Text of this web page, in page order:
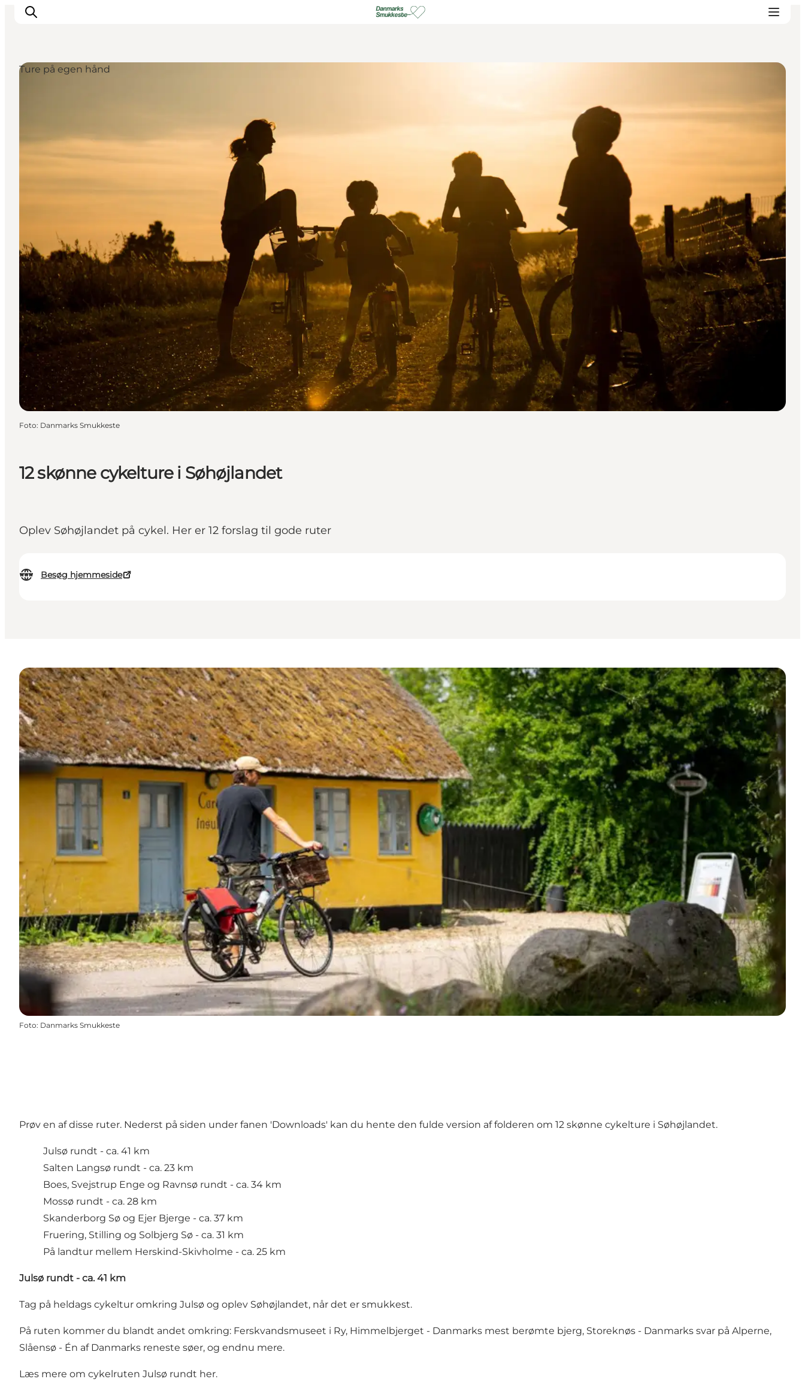
Det sker
12 skønne cykelture i Søhøjlandet
Oplev Søhøjlandet på cykel. Her er 12 forslag til gode ruter
Besøg hjemmeside
Ture på egen hånd
Foto: Danmarks Smukkeste
Foto: Danmarks Smukkeste
Prøv en af disse ruter. Nederst på siden under fanen 'Downloads' kan du hente den fulde version af folderen om 12 skønne cykelture i Søhøjlandet.
Julsø rundt - ca. 41 km
Salten Langsø rundt - ca. 23 km
Boes, Svejstrup Enge og Ravnsø rundt - ca. 34 km
Mossø rundt - ca. 28 km
Skanderborg Sø og Ejer Bjerge - ca. 37 km
Fruering, Stilling og Solbjerg Sø - ca. 31 km
På landtur mellem Herskind-Skivholme - ca. 25 km
Julsø rundt - ca. 41 km
Tag på heldags cykeltur omkring Julsø og oplev Søhøjlandet, når det er smukkest.
På ruten kommer du blandt andet omkring: Ferskvandsmuseet i Ry, Himmelbjerget - Danmarks mest berømte bjerg, Storeknøs - Danmarks svar på Alperne,
Slåensø - Én af Danmarks reneste søer, og endnu mere.
Læs mere om cykelruten Julsø rundt her.